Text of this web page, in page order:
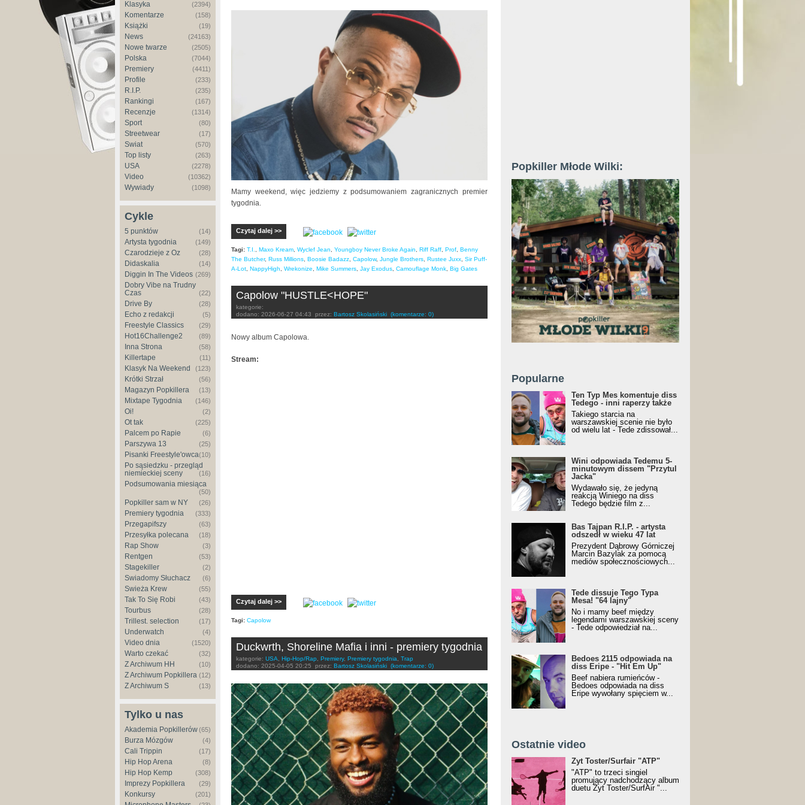
Klasyka (2394)
Komentarze (158)
Książki (19)
News (24163)
Nowe twarze (2505)
Polska (7044)
Premiery (4411)
Profile (233)
R.I.P. (235)
Rankingi (167)
Recenzje (1314)
Sport (80)
Streetwear (17)
Świat (570)
Top listy (263)
USA (2278)
Video (10362)
Wywiady (1098)
Cykle
5 punktów (14)
Artysta tygodnia (149)
Czarodzieje z Oz (28)
Didaskalia (14)
Diggin In The Videos (269)
Dobry Vibe na Trudny
Czas
(22)
Drive By (28)
Echo z redakcji (5)
Freestyle Classics (29)
Hot16Challenge2 (89)
Inna Strona (58)
Killertape (11)
Klasyk Na Weekend (123)
Krótki Strzał (56)
Magazyn Popkillera (13)
Mixtape Tygodnia (146)
Oi! (2)
Ot tak (225)
Palcem po Rapie (6)
Parszywa 13 (25)
Pisanki Freestyle'owca(10)
Po sąsiedzku - przegląd
niemieckiej sceny
(16)
Podsumowania miesiąca
(50)
Popkiller sam w NY (26)
Premiery tygodnia (333)
Przegapifszy (63)
Przesyłka polecana (18)
Rap Show (3)
Rentgen (53)
Stagekiller (2)
Świadomy Słuchacz (6)
Świeża Krew (55)
Tak To Się Robi (43)
Tourbus (28)
Trillest. selection (17)
Underwatch (4)
Video dnia (1520)
Warto czekać (32)
Z Archiwum HH (10)
Z Archiwum Popkillera (12)
Z Archiwum S (13)
Tylko u nas
Akademia Popkillerów(65)
Burza Mózgów (4)
Cali Trippin (17)
Hip Hop Arena (8)
Hip Hop Kemp (308)
Imprezy Popkillera (29)
Konkursy (201)
Mamy weekend, więc jedziemy z podsumowaniem zagranicznych premier
tygodnia.
Czytaj dalej >>
Tagi: T.I., Maxo Kream, Wyclef Jean, Youngboy Never Broke Again, Riff Raff, Prof, Benny
The Butcher, Russ Millions, Boosie Badazz, Capolow, Jungle Brothers, Rustee Juxx, Sir Puff-
A-Lot, NappyHigh, Wrekonize, Mike Summers, Jay Exodus, Camouflage Monk, Big Gates
Capolow "HUSTLE<HOPE"
kategorie:
dodano: 2026-06-27 04:43 przez: Bartosz Skolasiński (komentarze: 0)
Nowy album Capolowa.
Stream:
Czytaj dalej >>
Tagi: Capolow
Duckwrth, Shoreline Mafia i inni - premiery tygodnia
kategorie: USA, Hip-Hop/Rap, Premiery, Premiery tygodnia, Trap
dodano: 2025-04-05 20:25 przez: Bartosz Skolasiński (komentarze: 0)
Popkiller Młode Wilki:
Popularne
Ten Typ Mes komentuje diss
Tedego - inni raperzy także
Takiego starcia na
warszawskiej scenie nie było
od wielu lat - Tede zdissował...
Wini odpowiada Tedemu 5-
minutowym dissem "Przytul
Jacka"
Wydawało się, że jedyną
reakcją Winiego na diss
Tedego będzie film z...
Bas Tajpan R.I.P. - artysta
odszedł w wieku 47 lat
Prezydent Dąbrowy Górniczej
Marcin Bazylak za pomocą
mediów społecznościowych...
Tede dissuje Tego Typa
Mesa! "64 lajny"
No i mamy beef między
legendami warszawskiej sceny
- Tede odpowiedział na...
Bedoes 2115 odpowiada na
diss Eripe - "Hit Em Up"
Beef nabiera rumieńców -
Bedoes odpowiada na diss
Eripe wywołany spięciem w...
Ostatnie video
Żyt Toster/SurfAir - ATP VIDEO
Żyt Toster/Surfair "ATP"
"ATP" to trzeci singiel
promujący nadchodzący album
duetu Żyt Toster/SurfAir "...